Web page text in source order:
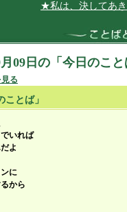
★私は、決してあきら
09日の「今日のこ
る
ことば」
でいれば
よ
に
から